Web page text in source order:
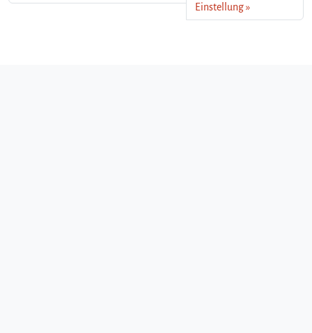
Einstellung